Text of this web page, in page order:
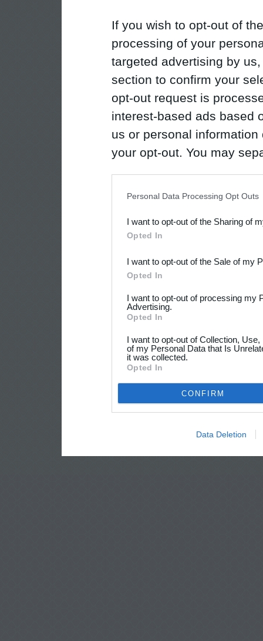
If you wish to opt-out of
processing of your
targeted advertising by
section to confirm your
opt-out request is
interest-based ads based
us or personal
your opt-out. You may
Downstream Participants
third parties.
Personal Data Processing Opt Outs
I want to opt-out of the Sharing of
Opted In
I want to opt-out of the Sale of my
Opted In
I want to opt-out of processing my
Advertising.
Opted In
I want to opt-out of Collection,
of my Personal Data that Is
it was collected.
Opted In
CONFIRM
Data Deletion